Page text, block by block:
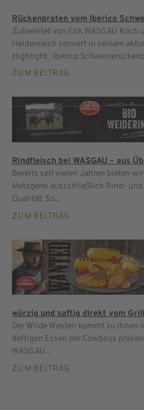
Rückenbraten vom Iberico
Zubereitet von Erik WASGAU Koch
Heidenreich serviert in seinem
Highlight: Iberico
ZUM BEITRAG
Rindfleisch bei WASGAU – aus
Bereits seit vielen Jahren bieten wir
Metzgerei ausschließlich Rind-
Qualität. So...
ZUM BEITRAG
würzig und saftig direkt vom Grill
Der Wilde Westen kommt zu Ihnen
deftigen Essen der Cowboys
WASGAU...
ZUM BEITRAG